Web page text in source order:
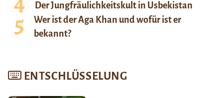
Der Jungfräulichkeitskult in Usbekistan
Wer ist der Aga Khan und wofür ist er
bekannt?
ENTSCHLÜSSELUNG